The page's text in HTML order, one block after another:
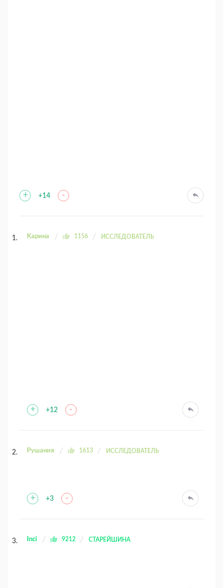
+ +14 -
Kaрина 1156 ИССЛЕДОВАТЕЛЬ
+ +12 -
Рушания 1613 ИССЛЕДОВАТЕЛЬ
+ +3 -
Inci 9212 СТАРЕЙШИНА